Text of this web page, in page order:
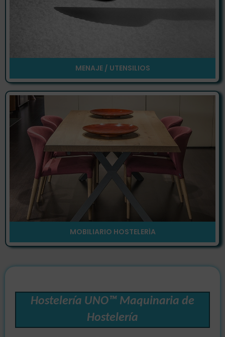
MENAJE / UTENSILIOS
MOBILIARIO HOSTELERÍA
Hostelería UNO™ Maquinaria de
Hostelería